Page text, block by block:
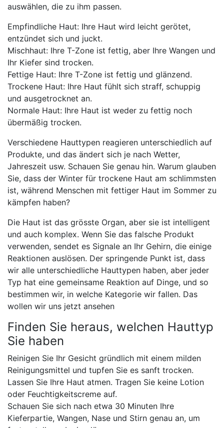
auswählen, die zu ihm passen.
Empfindliche Haut: Ihre Haut wird leicht gerötet,
entzündet sich und juckt.
Mischhaut: Ihre T-Zone ist fettig, aber Ihre Wangen und
Ihr Kiefer sind trocken.
Fettige Haut: Ihre T-Zone ist fettig und glänzend.
Trockene Haut: Ihre Haut fühlt sich straff, schuppig
und ausgetrocknet an.
Normale Haut: Ihre Haut ist weder zu fettig noch
übermäßig trocken.
Verschiedene Hauttypen reagieren unterschiedlich auf
Produkte, und das ändert sich je nach Wetter,
Jahreszeit usw. Schauen Sie genau hin. Warum glauben
Sie, dass der Winter für trockene Haut am schlimmsten
ist, während Menschen mit fettiger Haut im Sommer zu
kämpfen haben?
Die Haut ist das grösste Organ, aber sie ist intelligent
und auch komplex. Wenn Sie das falsche Produkt
verwenden, sendet es Signale an Ihr Gehirn, die einige
Reaktionen auslösen. Der springende Punkt ist, dass
wir alle unterschiedliche Hauttypen haben, aber jeder
Typ hat eine gemeinsame Reaktion auf Dinge, und so
bestimmen wir, in welche Kategorie wir fallen. Das
wollen wir uns jetzt ansehen
Finden Sie heraus, welchen Hauttyp
Sie haben
Reinigen Sie Ihr Gesicht gründlich mit einem milden
Reinigungsmittel und tupfen Sie es sanft trocken.
Lassen Sie Ihre Haut atmen. Tragen Sie keine Lotion
oder Feuchtigkeitscreme auf.
Schauen Sie sich nach etwa 30 Minuten Ihre
Kieferpartie, Wangen, Nase und Stirn genau an, um